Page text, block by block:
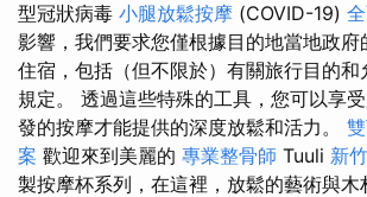
型冠狀病毒 小腿放鬆按摩 (COVID-19)
影響，我們要求您僅根據目的地當地政
住宿，包括（但不限於）有關旅行目的和
規定。 透過這些特殊的工具，您可以享
發的按摩才能提供的深度放鬆和活力。
案 歡迎來到美麗的 專業整骨師 Tuuli 新
製按摩杯系列，在這裡，放鬆的藝術與木